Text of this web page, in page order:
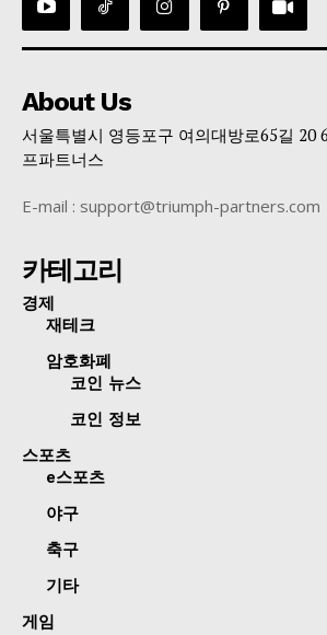
About Us
서울특별시 영등포구 여의대방로65길 20
프파트너스
E-mail : support@triumph-partners.com
카테고리
경제
재테크
암호화폐
코인 뉴스
코인 정보
스포츠
e스포츠
야구
축구
기타
게임